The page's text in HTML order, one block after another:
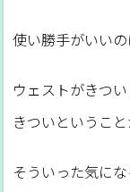
使い勝手がいい
ウェストがきつ
きついということ
そういった気に